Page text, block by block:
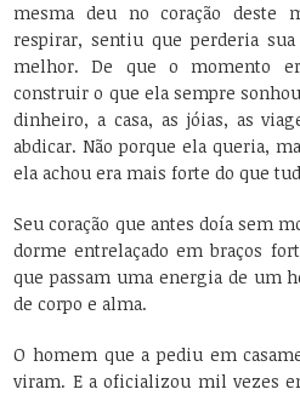
mesma deu no coração deste
respirar, sentiu que perderia
melhor. De que o momento
construir o que ela sempre
dinheiro, a casa, as jóias, as
abdicar. Não porque ela queria,
ela achou era mais forte do que
Seu coração que antes doía sem
dorme entrelaçado em braços
que passam uma energia de um
de corpo e alma.
O homem que a pediu em
viram. E a oficializou mil vezes